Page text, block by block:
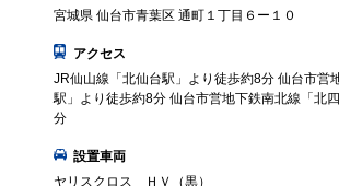
宮城県 仙台市青葉区 通町１丁目６ー１０
アクセス
JR仙山線「北仙台駅」より徒歩約8分 仙台市営
駅」より徒歩約8分 仙台市営地下鉄南北線「北
分
設置車両
ヤリスクロス ＨＶ（黒）